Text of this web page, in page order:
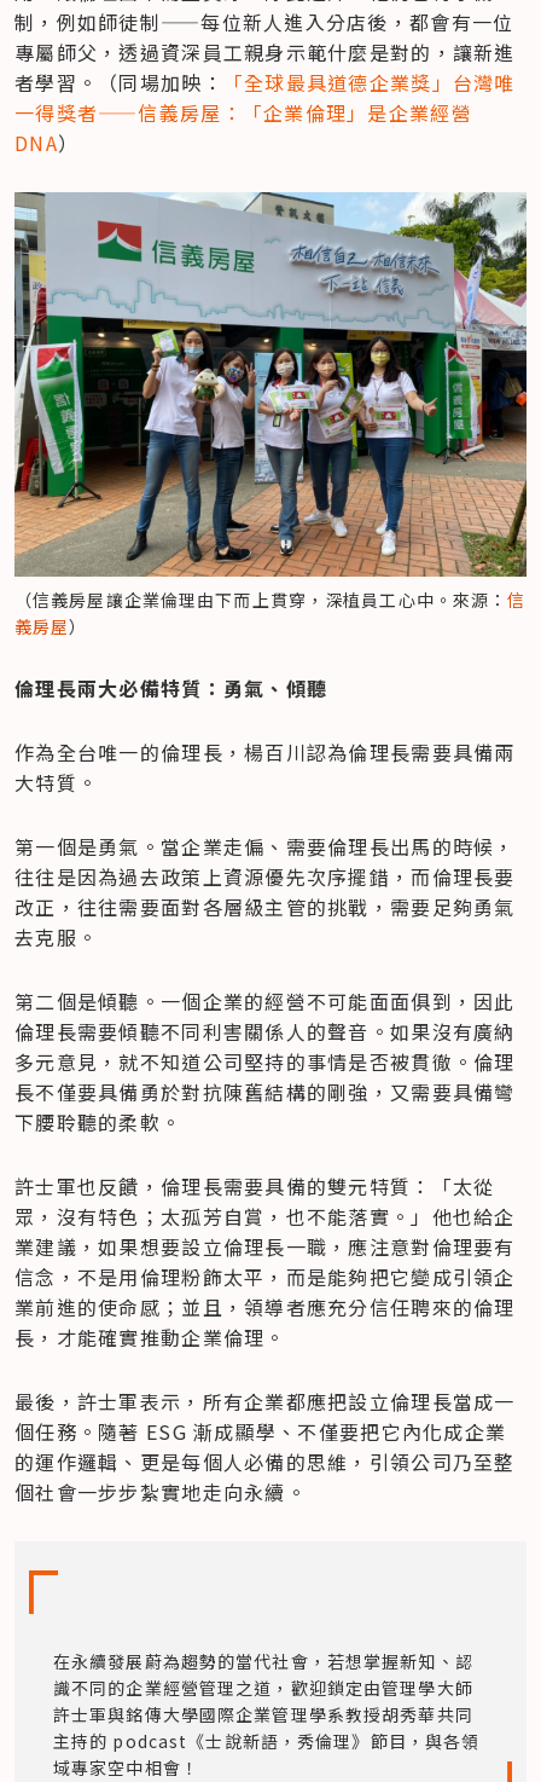
制，例如師徒制——每位新人進入分店後，都會有一位
專屬師父，透過資深員工親身示範什麼是對的，讓新進
者學習。（同場加映：
「全球最具道德企業獎」台灣唯
一得獎者——信義房屋：「企業倫理」是企業經營
DNA）
（信義房屋讓企業倫理由下而上貫穿，深植員工心中。來源：信
義房屋）
倫理長兩大必備特質：勇氣、傾聽
作為全台唯一的倫理長，楊百川認為倫理長需要具備兩
大特質。
第一個是勇氣。當企業走偏、需要倫理長出馬的時候，
往往是因為過去政策上資源優先次序擺錯，而倫理長要
改正，往往需要面對各層級主管的挑戰，需要足夠勇氣
去克服。
第二個是傾聽。一個企業的經營不可能面面俱到，因此
倫理長需要傾聽不同利害關係人的聲音。如果沒有廣納
多元意見，就不知道公司堅持的事情是否被貫徹。倫理
長不僅要具備勇於對抗陳舊結構的剛強，又需要具備彎
下腰聆聽的柔軟。
許士軍也反饋，倫理長需要具備的雙元特質：「太從
眾，沒有特色；太孤芳自賞，也不能落實。」他也給企
業建議，如果想要設立倫理長一職，應注意對倫理要有
信念，不是用倫理粉飾太平，而是能夠把它變成引領企
業前進的使命感；並且，領導者應充分信任聘來的倫理
長，才能確實推動企業倫理。
最後，許士軍表示，所有企業都應把設立倫理長當成一
個任務。隨著 ESG 漸成顯學、不僅要把它內化成企業
的運作邏輯、更是每個人必備的思維，引領公司乃至整
個社會一步步紮實地走向永續。
在永續發展蔚為趨勢的當代社會，若想掌握新知、認
識不同的企業經營管理之道，歡迎鎖定由管理學大師
許士軍與銘傳大學國際企業管理學系教授胡秀華共同
主持的 podcast《士說新語，秀倫理》節目，與各領
域專家空中相會！